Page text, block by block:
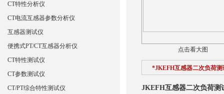
点击看大图
*JKEFH互感器二次负荷测
JKEFH互感器二次负荷测
CT特性分析仪
CT电流互感器参数分析仪
互感器测试仪
便携式PT/CT互感器分析仪
CT特性测试仪
CT参数测试仪
CT/PT综合特性测试仪